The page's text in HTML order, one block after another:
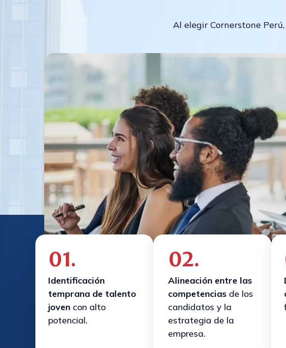
Al elegir Cornerstone
01.
Identificación
temprana de talento
joven con alto
potencial.
02.
Alineación entre las
competencias de los
candidatos y la
estrategia de la
empresa.